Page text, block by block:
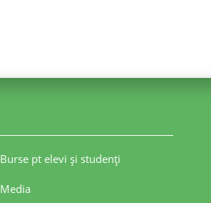
Burse pt elevi şi studenţi
Media